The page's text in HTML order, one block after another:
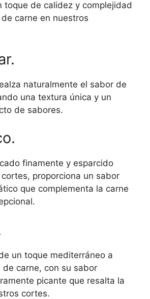
toque de calidez y complejidad
carne en nuestros
naturalmente el sabor de
una textura única y un
de sabores.
finamente y esparcido
proporciona un sabor
que complementa la carne
un toque mediterráneo a
de carne, con su sabor
picante que resalta la
cortes.